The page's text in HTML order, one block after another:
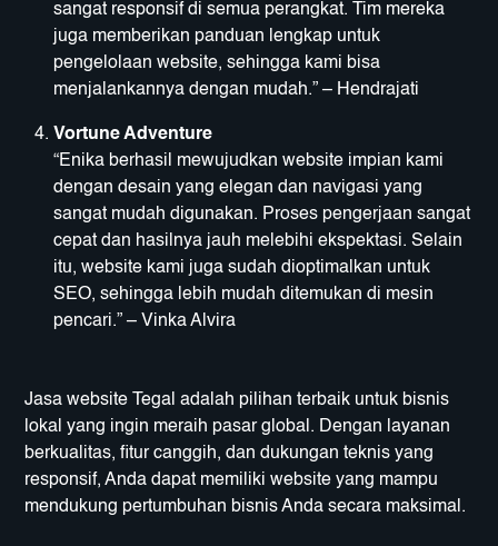
sangat responsif di semua perangkat. Tim mereka
juga memberikan panduan lengkap untuk
pengelolaan website, sehingga kami bisa
menjalankannya dengan mudah.” – Hendrajati
Vortune Adventure
“Enika berhasil mewujudkan website impian kami
dengan desain yang elegan dan navigasi yang
sangat mudah digunakan. Proses pengerjaan sangat
cepat dan hasilnya jauh melebihi ekspektasi. Selain
itu, website kami juga sudah dioptimalkan untuk
SEO, sehingga lebih mudah ditemukan di mesin
pencari.” – Vinka Alvira
Jasa website Tegal adalah pilihan terbaik untuk bisnis
lokal yang ingin meraih pasar global. Dengan layanan
berkualitas, fitur canggih, dan dukungan teknis yang
responsif, Anda dapat memiliki website yang mampu
mendukung pertumbuhan bisnis Anda secara maksimal.